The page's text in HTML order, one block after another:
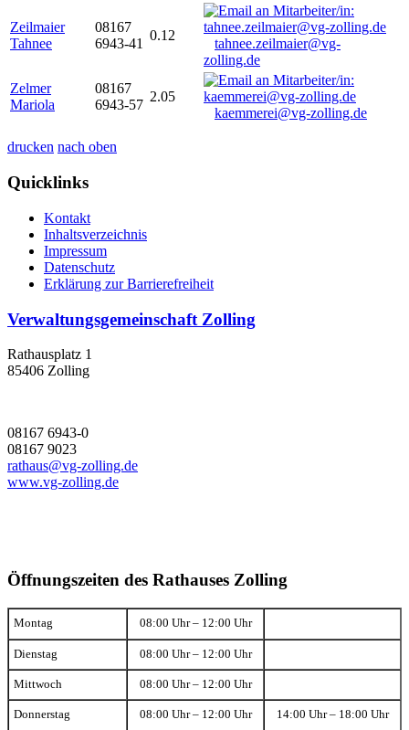
Zeilmaier
Tahnee
08167
6943-41
0.12
tahnee.zeilmaier@vg-
zolling.de
Zelmer
Mariola
08167
6943-57
2.05
kaemmerei@vg-zolling.de
drucken nach oben
Quicklinks
Kontakt
Inhaltsverzeichnis
Impressum
Datenschutz
Erklärung zur Barrierefreiheit
Verwaltungsgemeinschaft Zolling
Rathausplatz 1
85406 Zolling
08167 6943-0
08167 9023
rathaus@vg-zolling.de
www.vg-zolling.de
Öffnungszeiten des Rathauses Zolling
Montag 08:00 Uhr – 12:00 Uhr
Dienstag 08:00 Uhr – 12:00 Uhr
Mittwoch 08:00 Uhr – 12:00 Uhr
Donnerstag 08:00 Uhr – 12:00 Uhr 14:00 Uhr – 18:00 Uhr